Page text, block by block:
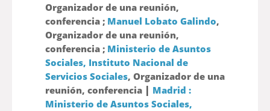
Organizador de una reunión,
conferencia ; Manuel Lobato Galindo,
Organizador de una reunión,
conferencia ; Ministerio de Asuntos
Sociales, Instituto Nacional de
Servicios Sociales, Organizador de una
reunión, conferencia | Madrid :
Ministerio de Asuntos Sociales,